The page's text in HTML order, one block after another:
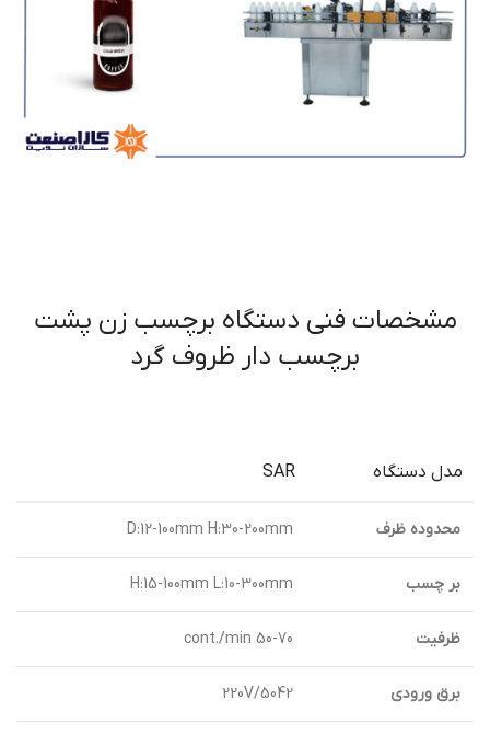
مشخصات فنی دستگاه برچسب زن پشت
برچسب دار ظروف گرد
مدل دستگاه SAR
محدوده ظرف D:12-100mm H:30-200mm
بر چسب H:15-100mm L:10-300mm
ظرفيت 50-70 cont./min
برق ورودی 220V/5042